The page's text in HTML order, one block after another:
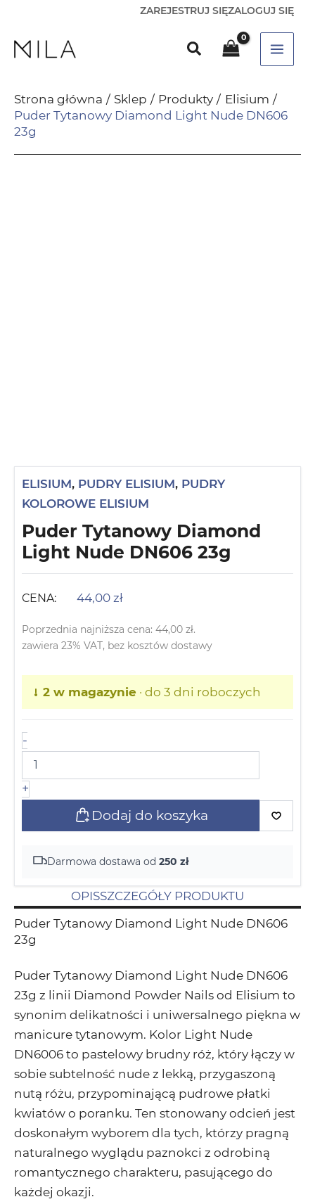
ZAREJESTRUJ SIĘZALOGUJ SIĘ
Strona główna Sklep Produkty
Elisium
Puder Tytanowy Diamond Light Nude DN606
23g
ELISIUM, PUDRY ELISIUM, PUDRY
KOLOROWE ELISIUM
Puder Tytanowy Diamond
Light Nude DN606 23g
CENA: 44,00 zł
Poprzednia najniższa cena: 44,00 zł.
zawiera 23% VAT, bez kosztów dostawy
2 w magazynie · do 3 dni roboczych
-
+
Dodaj do koszyka
Darmowa dostawa od 250 zł
OPISSZCZEGÓŁY PRODUKTU
Puder Tytanowy Diamond Light Nude DN606
23g
Puder Tytanowy Diamond Light Nude DN606
23g z linii Diamond Powder Nails od Elisium to
synonim delikatności i uniwersalnego piękna w
manicure tytanowym. Kolor Light Nude
DN6006 to pastelowy brudny róż, który łączy w
sobie subtelność nude z lekką, przygaszoną
nutą różu, przypominającą pudrowe płatki
kwiatów o poranku. Ten stonowany odcień jest
doskonałym wyborem dla tych, którzy pragną
naturalnego wyglądu paznokci z odrobiną
romantycznego charakteru, pasującego do
każdej okazji.